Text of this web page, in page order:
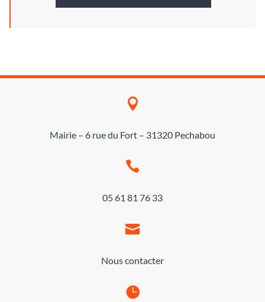

Mairie – 6 rue du Fort – 31320 Pechabou

05 61 81 76 33

Nous contacter
